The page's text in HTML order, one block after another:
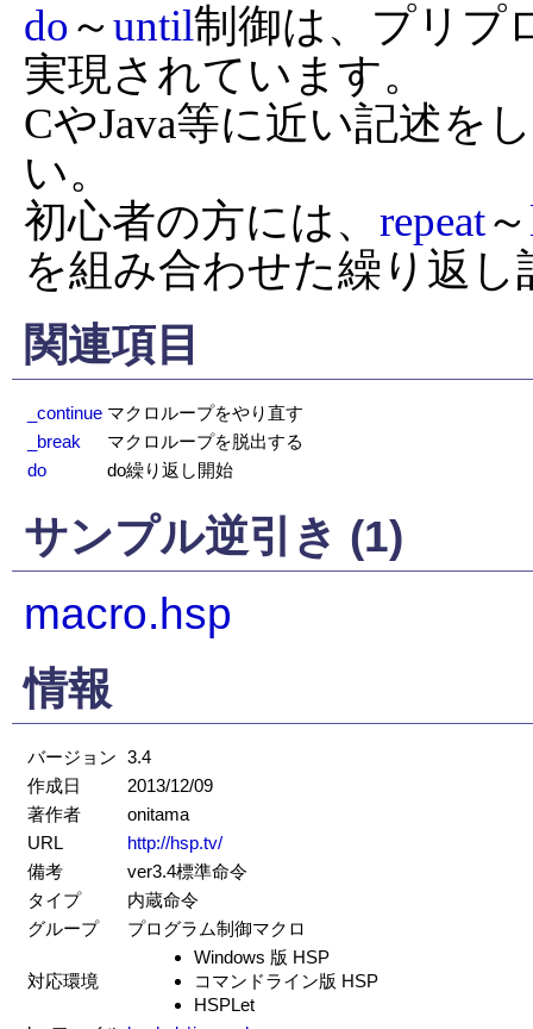
do ～until制御は、プリプ
実現されています。
CやJava等に近い記述を
い。
初心者の方には、 repeat～
を組み合わせた繰り返
関連項目
_continue マクロループをやり直す
_break
マクロループを脱出する
do
do繰り返し開始
サンプル逆引き (1)
macro.hsp
情報
バージョン 3.4
作成日
2013/12/09
著作者
onitama
URL
http://hsp.tv/
備考
ver3.4標準命令
タイプ
内蔵命令
グループ
プログラム制御マクロ
対応環境
Windows 版 HSP
コマンドライン版 HSP
HSPLet